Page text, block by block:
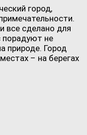
город,
все сделано для
порадуют не
природе. Город
– на берегах